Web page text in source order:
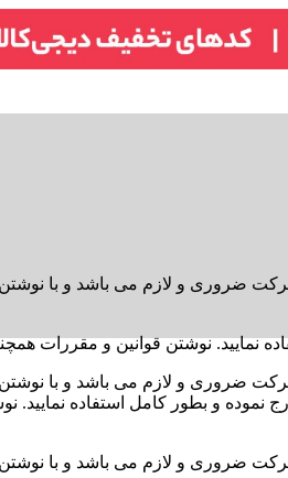
ضروری و لازم می باشد و با
نوشتن قوانین و مقررات
ضروری و لازم می باشد و با
و بطور کامل استفاده نمایید.
ضروری و لازم می باشد و با